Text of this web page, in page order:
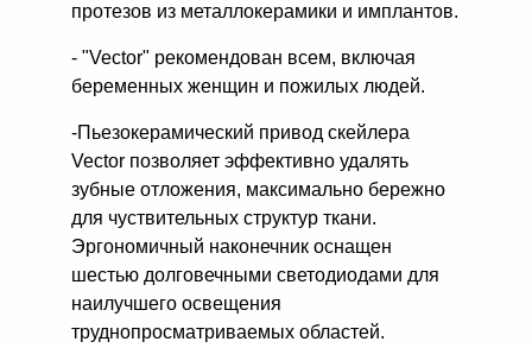
протезов из металлокерамики и имплантов.
- "Vector" рекомендован всем, включая
беременных женщин и пожилых людей.
-Пьезокерамический привод скейлера
Vector позволяет эффективно удалять
зубные отложения, максимально бережно
для чуствительных структур ткани.
Эргономичный наконечник оснащен
шестью долговечными светодиодами для
наилучшего освещения
труднопросматриваемых областей.